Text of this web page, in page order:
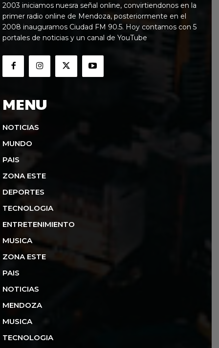
2003 iniciamos nuesra señal online, convirtiendonos en la
primer radio online de Mendoza, posteriormente en el
2008 inauguramos Ciudad FM 90.5. Hoy contamos con 5
portales de noticias y un canal de YouTube
MENU
NOTICIAS
MUNDO
PAIS
ZONA ESTE
DEPORTES
TECNOLOGIA
ENTRETENIMIENTO
MUSICA
ZONA ESTE
PAIS
NOTICIAS
MENDOZA
MUSICA
TECNOLOGIA